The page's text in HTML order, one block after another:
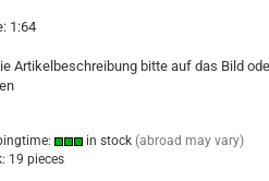
1:64
Artikelbeschreibung bitte auf das Bild
in stock (abroad may vary)
19 pieces